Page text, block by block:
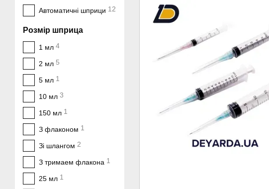
Автоматичні шприци 12
Розмір шприца
1 мл 4
2 мл 5
5 мл 1
10 мл 3
150 мл 1
З флаконом 1
Зі шлангом 2
З тримаем флакона 1
25 мл 1